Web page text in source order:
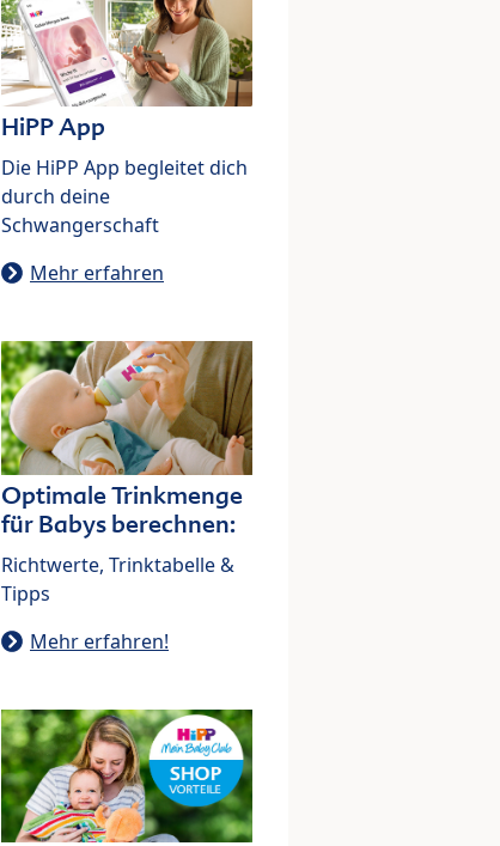
HiPP App
Die HiPP App begleitet dich
durch deine
Schwangerschaft
Mehr erfahren
Optimale Trinkmenge
für Babys berechnen:
Richtwerte, Trinktabelle &
Tipps
Mehr erfahren!